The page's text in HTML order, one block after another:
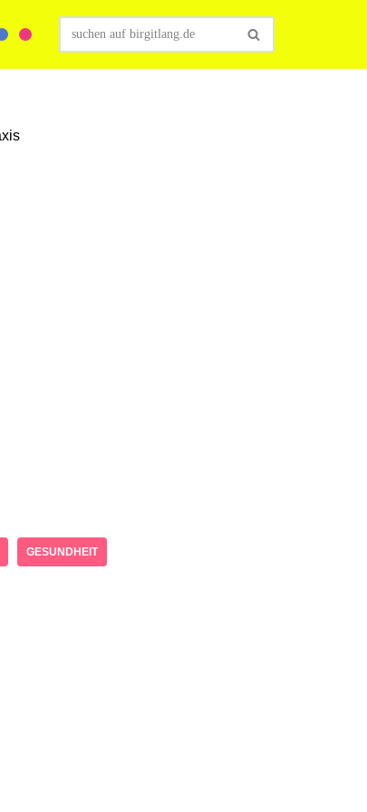
GESUNDHEIT